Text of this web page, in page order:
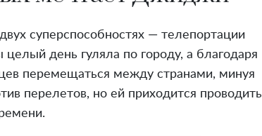
суперспособностях — телепортации
день гуляла по городу, а благодаря
перемещаться между странами, минуя
перелетов, но ей приходится проводить